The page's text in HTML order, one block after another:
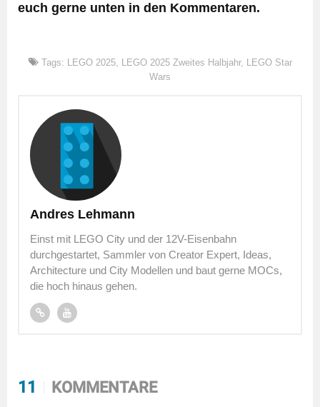
euch gerne unten in den Kommentaren.
Tags: LEGO 2025, LEGO 2025 Zweites Halbjahr, LEGO Star
Wars
Andres Lehmann
Einst mit LEGO City und der 12V-Eisenbahn
durchgestartet, Sammler von Creator Expert, Ideas,
Architecture und City Modellen und baut gerne MOCs,
die hoch hinaus gehen.
11 KOMMENTARE